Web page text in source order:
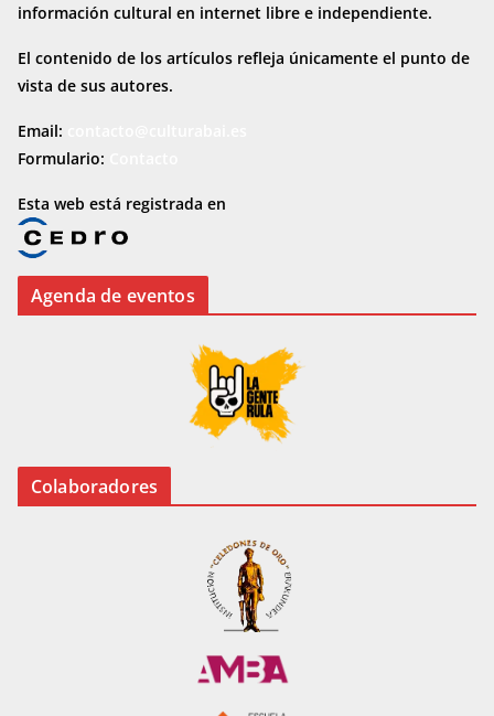
información cultural en internet libre e independiente.
El contenido de los artículos refleja únicamente el punto de
vista de sus autores.
Email:
Formulario:
Esta web está registrada en
Agenda de eventos
Colaboradores